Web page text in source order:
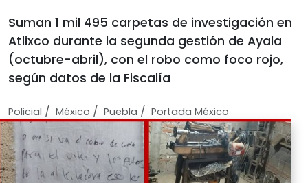
Suman 1 mil 495 carpetas de investigación en
Atlixco durante la segunda gestión de Ayala
(octubre-abril), con el robo como foco rojo,
según datos de la Fiscalía
Policial / México / Puebla / Portada México